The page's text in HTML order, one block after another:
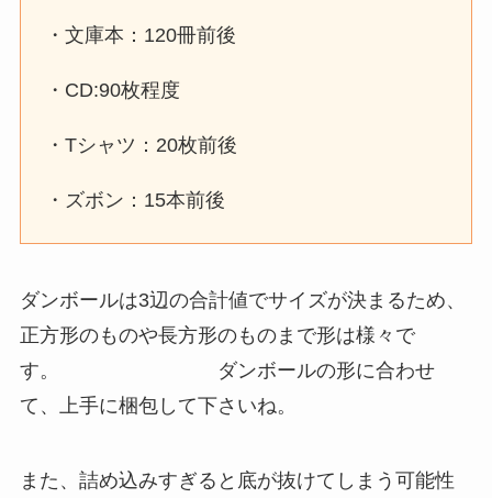
・文庫本：120冊前後
・CD:90枚程度
・Tシャツ：20枚前後
・ズボン：15本前後
ダンボールは3辺の合計値でサイズが決まるため、
正方形のものや長方形のものまで形は様々で
す。 ダンボールの形に合わせ
て、上手に梱包して下さいね。
また、詰め込みすぎると底が抜けてしまう可能性